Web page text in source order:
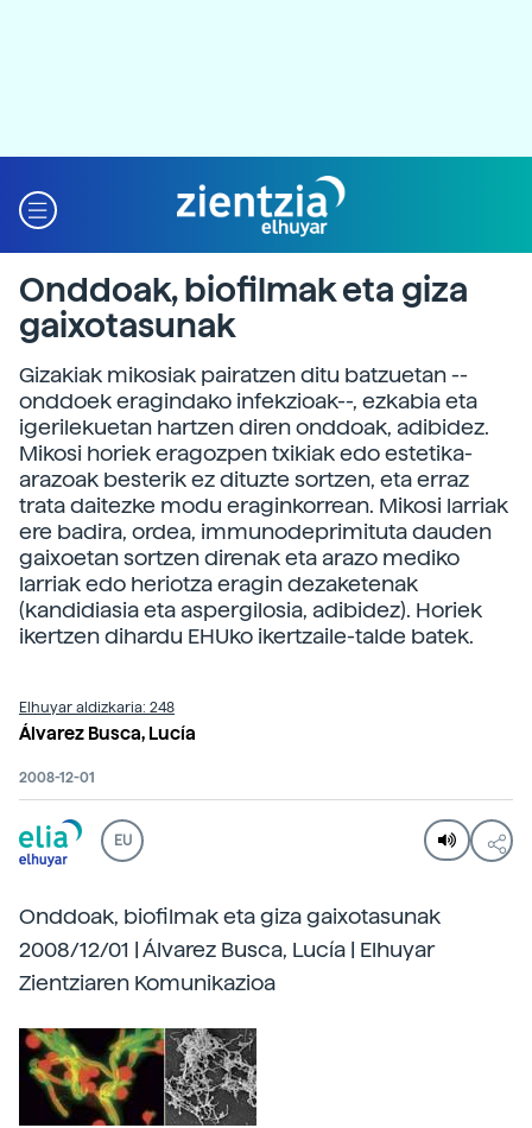
Onddoak, biofilmak eta giza
gaixotasunak
Gizakiak mikosiak pairatzen ditu batzuetan --
onddoek eragindako infekzioak--, ezkabia eta
igerilekuetan hartzen diren onddoak, adibidez.
Mikosi horiek eragozpen txikiak edo estetika-
arazoak besterik ez dituzte sortzen, eta erraz
trata daitezke modu eraginkorrean. Mikosi larriak
ere badira, ordea, immunodeprimituta dauden
gaixoetan sortzen direnak eta arazo mediko
larriak edo heriotza eragin dezaketenak
(kandidiasia eta aspergilosia, adibidez). Horiek
ikertzen dihardu EHUko ikertzaile-talde batek.
Elhuyar aldizkaria: 248
Álvarez Busca, Lucía
2008-12-01
EU
Onddoak, biofilmak eta giza gaixotasunak
2008/12/01 | Álvarez Busca, Lucía | Elhuyar
Zientziaren Komunikazioa